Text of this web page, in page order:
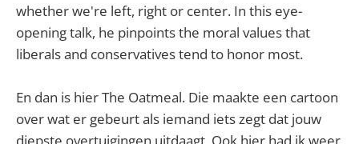
whether we're left, right or center. In this eye-
opening talk, he pinpoints the moral values that
liberals and conservatives tend to honor most.
En dan is hier The Oatmeal. Die maakte een cartoon
over wat er gebeurt als iemand iets zegt dat jouw